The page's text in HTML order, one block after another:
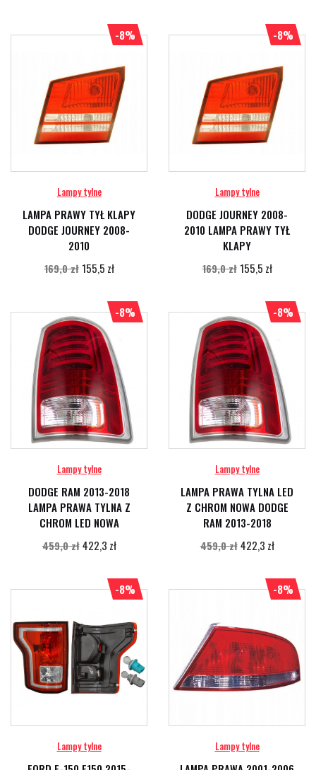
Lampy tylne
LAMPA PRAWY TYŁ KLAPY
DODGE JOURNEY 2008-
2010
169,0 zł 155,5 zł
-8%
Lampy tylne
DODGE JOURNEY 2008-
2010 LAMPA PRAWY TYŁ
KLAPY
169,0 zł 155,5 zł
-8%
Lampy tylne
DODGE RAM 2013-2018
LAMPA PRAWA TYLNA Z
CHROM LED NOWA
459,0 zł 422,3 zł
-8%
Lampy tylne
LAMPA PRAWA TYLNA LED
Z CHROM NOWA DODGE
RAM 2013-2018
459,0 zł 422,3 zł
-8%
Lampy tylne
-8%
Lampy tylne
-8%